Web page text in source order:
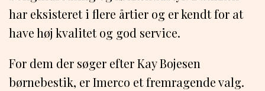
har eksisteret i flere årtier og er kendt for at
have høj kvalitet og god service.
For dem der søger efter Kay Bojesen
børnebestik, er Imerco et fremragende valg.